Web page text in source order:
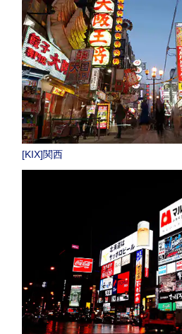
[KIX]関西